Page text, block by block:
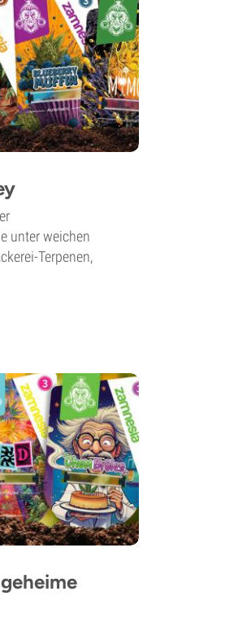
unter weichen
Terpenen,